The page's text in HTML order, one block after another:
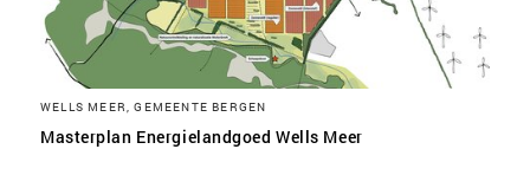
WELLS MEER, GEMEENTE BERGEN
Masterplan Energielandgoed Wells Meer